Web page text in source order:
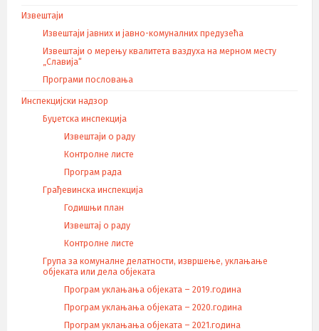
Извештаји
Извештаји јавних и јавно-комуналних предузећа
Извештаји о мерењу квалитета ваздуха на мерном месту
„Славија“
Програми пословања
Инспекцијски надзор
Буџетска инспекција
Извештаји о раду
Контролне листе
Програм рада
Грађевинска инспекција
Годишњи план
Извештај о раду
Контролне листе
Група за комуналне делатности, извршење, уклањање
објеката или дела објеката
Програм уклањања објеката – 2019.година
Програм уклањања објеката – 2020.година
Програм уклањања објеката – 2021.година